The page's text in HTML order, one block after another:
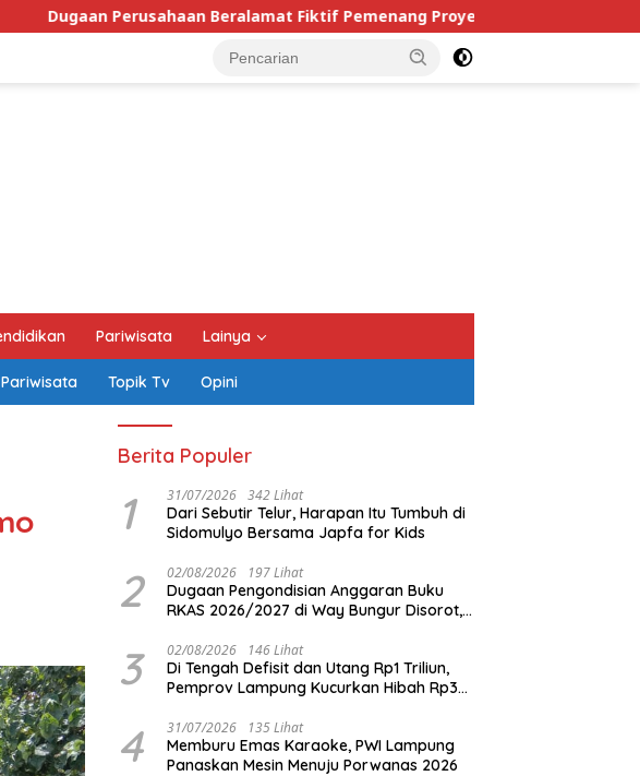
Beralamat Fiktif Pemenang Proyek Kejati dan Kejari di Lampung, Alamat
Pariwisata Lainya
Pariwisata Topik Tv Opini
Berita Populer
1 31/07/2026 342 Lihat
Dari Sebutir Telur, Harapan Itu Tumbuh di
Sidomulyo Bersama Japfa for Kids
2 02/08/2026 197 Lihat
Dugaan Pengondisian Anggaran Buku
RKAS 2026/2027 di Way Bungur Disorot,
Keuntungan untuk Rekreasi
3 02/08/2026 146 Lihat
Di Tengah Defisit dan Utang Rp1 Triliun,
Pemprov Lampung Kucurkan Hibah Rp35
4 31/07/2026 135 Lihat
Memburu Emas Karaoke, PWI Lampung
Panaskan Mesin Menuju Porwanas 2026